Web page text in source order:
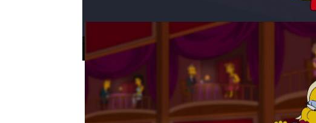
neox
Madrid
16 de septiembre de 2021, 22:01
Bart no está demasiado
pero cuando Marge le lleva a